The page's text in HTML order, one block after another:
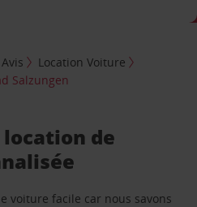
Location Voiture
Salzungen
location de
voiture facile car nous savons